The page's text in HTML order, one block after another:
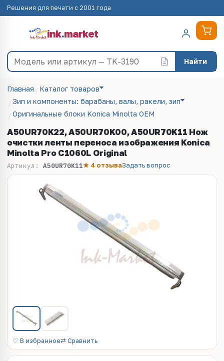
Решения для печати с 2001 года
ink.market
Найти
Главная
Каталог товаров
Зип и компоненты: барабаны, валы, ракели, зип
Оригинальные блоки Konica Minolta OEM
A50UR70K22, A50UR70K00, A50UR70K11 Нож
очистки ленты переноса изображения Konica
Minolta Pro C1060L Original
Артикул: A50UR70K11★ 4 отзываЗадать вопрос
♡ В избранное⇄ Сравнить